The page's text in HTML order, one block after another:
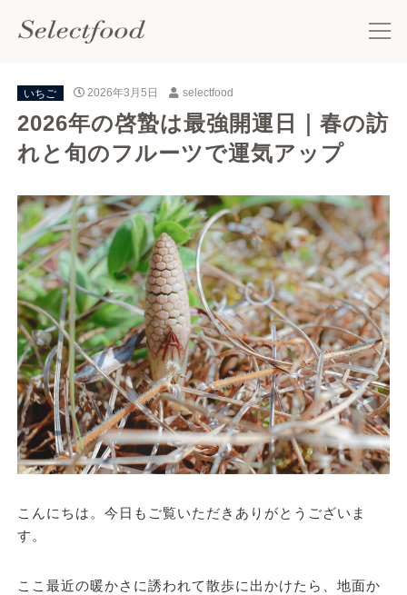
いちご 2026年3月5日 selectfood
2026年の啓蟄は最強開運日｜春の訪
れと旬のフルーツで運気アップ
こんにちは。今日もご覧いただきありがとうございま
す。
ここ最近の暖かさに誘われて散歩に出かけたら、地面か